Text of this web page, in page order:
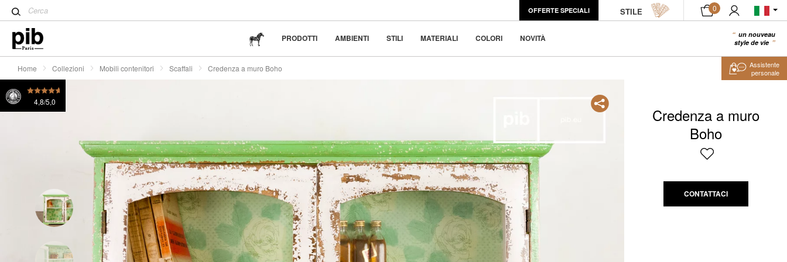
OFFERTE SPECIALI STILE 0
Wabi-Sabi: l'arte di trovare la bellezza nella
PRODOTTI AMBIENTI STILI MATERIALI COLORI NOVITÀ
un nouveau
style de vie
Home Collezioni Mobili contenitori Scaffali Credenza a muro Boho
Credenza a muro
Boho
CONTATTACI
4,8/5,0
Assistente
personale